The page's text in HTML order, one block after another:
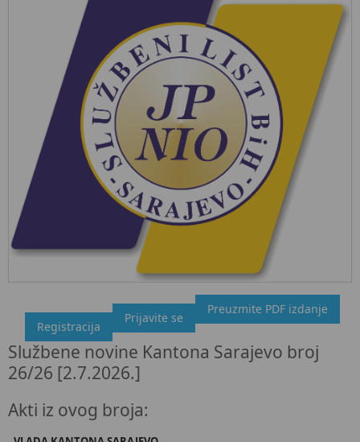
"Službeni glasnik BiH", broj 26/26 2.7.2026.
Ovdje možete preuzeti dokument, kao i obaviti kratki uvid u
sadržaj dokumenta.
Preuzmite PDF izdanje
Prijavite se
Registracija
Službene novine Kantona Sarajevo broj
26/26 [2.7.2026.]
Akti iz ovog broja: